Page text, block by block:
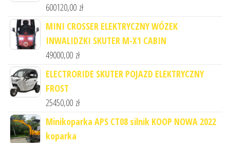
600120,00 zł
MINI CROSSER ELEKTRYCZNY WÓZEK
INWALIDZKI SKUTER M-X1 CABIN
49000,00 zł
ELECTRORIDE SKUTER POJAZD ELEKTRYCZNY
FROST
25450,00 zł
Minikoparka APS CT08 silnik KOOP NOWA 2022
koparka